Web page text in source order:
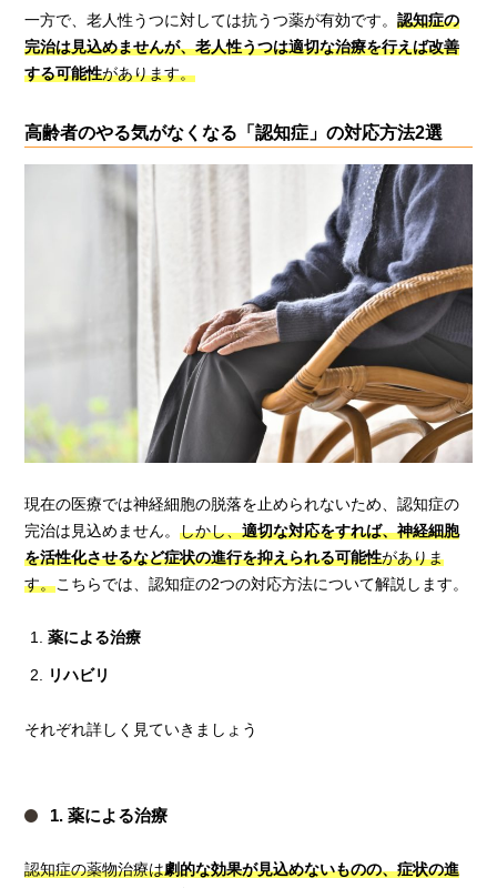
一方で、老人性うつに対しては抗うつ薬が有効です。認知症の
完治は見込めませんが、老人性うつは適切な治療を行えば改善
する可能性があります。
高齢者のやる気がなくなる「認知症」の対応方法2選
現在の医療では神経細胞の脱落を止められないため、認知症の
完治は見込めません。しかし、適切な対応をすれば、神経細胞
を活性化させるなど症状の進行を抑えられる可能性がありま
す。こちらでは、認知症の2つの対応方法について解説します。
薬による治療
リハビリ
それぞれ詳しく見ていきましょう
1. 薬による治療
認知症の薬物治療は劇的な効果が見込めないものの、症状の進